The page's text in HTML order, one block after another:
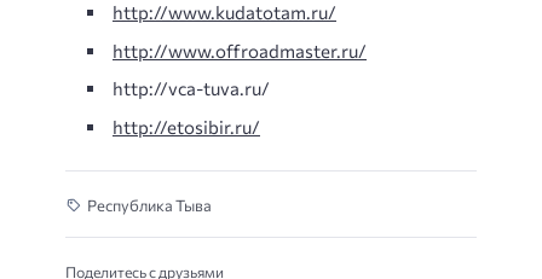
http://www.kudatotam.ru/
http://www.offroadmaster.ru/
http://vca-tuva.ru/
http://etosibir.ru/
Республика Тыва
Поделитесь с друзьями